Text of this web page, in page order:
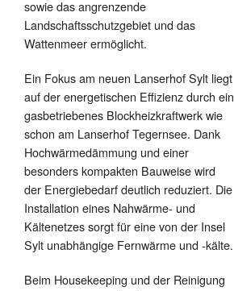
sowie das angrenzende
Landschaftsschutzgebiet und das
Wattenmeer ermöglicht.
Ein Fokus am neuen Lanserhof Sylt liegt
auf der energetischen Effizienz durch ein
gasbetriebenes Blockheizkraftwerk wie
schon am Lanserhof Tegernsee. Dank
Hochwärmedämmung und einer
besonders kompakten Bauweise wird
der Energiebedarf deutlich reduziert. Die
Installation eines Nahwärme- und
Kältenetzes sorgt für eine von der Insel
Sylt unabhängige Fernwärme und -kälte.
Beim Housekeeping und der Reinigung